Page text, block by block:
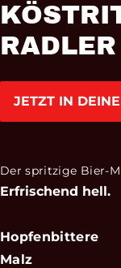
RADLER
JETZT IN
Der spritzige Bier-
Erfrischend hell.
Hopfenbittere
Malz